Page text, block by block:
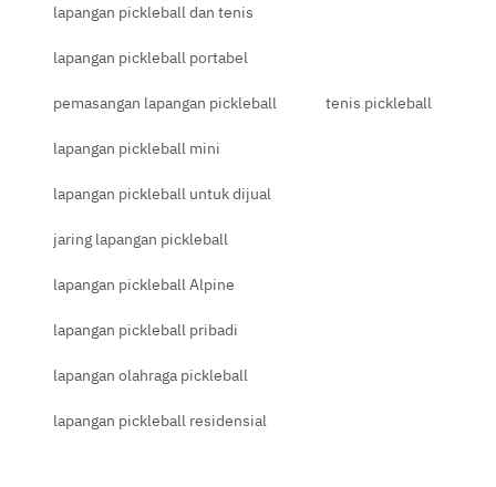
lapangan pickleball dan tenis
lapangan pickleball portabel
pemasangan lapangan pickleball tenis pickleball
lapangan pickleball mini
lapangan pickleball untuk dijual
jaring lapangan pickleball
lapangan pickleball Alpine
lapangan pickleball pribadi
lapangan olahraga pickleball
lapangan pickleball residensial